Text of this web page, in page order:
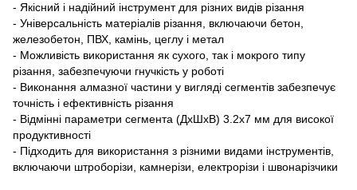
- Якісний і надійний інструмент для різних видів різання
- Універсальність матеріалів різання, включаючи бетон,
железобетон, ПВХ, камінь, цеглу і метал
- Можливість використання як сухого, так і мокрого типу
різання, забезпечуючи гнучкість у роботі
- Виконання алмазної частини у вигляді сегментів забезпечує
точність і ефективність різання
- Відмінні параметри сегмента (ДхШхВ) 3.2х7 мм для високої
продуктивності
- Підходить для використання з різними видами інструментів,
включаючи штроборізи, камнерізи, електрорізи і швонарізчики